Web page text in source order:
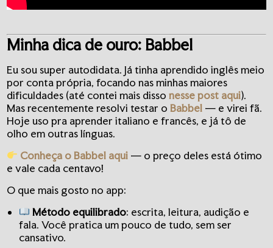
Minha dica de ouro: Babbel
Eu sou super autodidata. Já tinha aprendido inglês meio
por conta própria, focando nas minhas maiores
dificuldades (até contei mais dissonesse post aqui).
Mas recentemente resolvi testar o Babbel — e virei fã.
Hoje uso pra aprender italiano e francês, e já tô de
olho em outras línguas.
Conheça o Babbel aqui — o preço deles está ótimo
e vale cada centavo!
O que mais gosto no app:
Método equilibrado: escrita, leitura, audição e
fala. Você pratica um pouco de tudo, sem ser
cansativo.